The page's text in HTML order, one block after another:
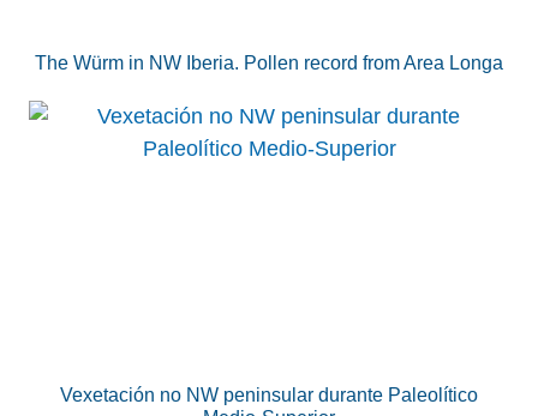
The Würm in NW Iberia. Pollen record from Area Longa
Vexetación no NW peninsular durante Paleolítico